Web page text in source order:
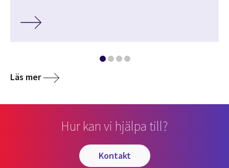
Läs mer
Hur kan vi hjälpa till?
kontakt